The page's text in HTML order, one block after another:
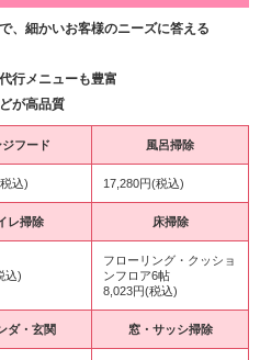
、細かいお客様のニーズに答える
行メニューも豊富
が高品質
ジフード 風呂掃除
込) 17,280円(税込)
レ掃除 床掃除
込)
フローリング・クッショ
ンフロア6帖
8,023円(税込)
ダ・玄関 窓・サッシ掃除